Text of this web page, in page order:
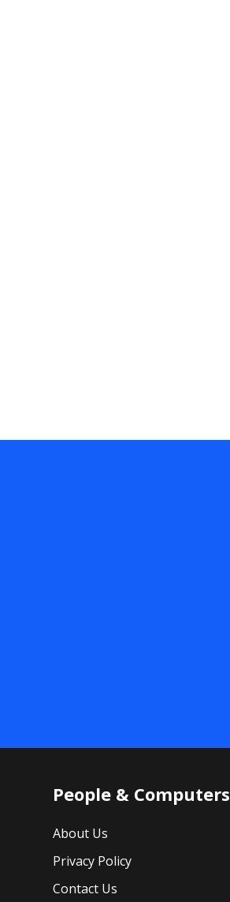
People & Computers
About Us
Privacy Policy
Contact Us